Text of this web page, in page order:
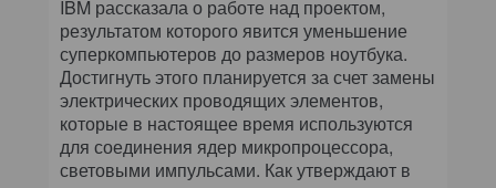
IBM рассказала о работе над проектом,
результатом которого явится уменьшение
суперкомпьютеров до размеров ноутбука.
Достигнуть этого планируется за счет замены
электрических проводящих элементов,
которые в настоящее время используются
для соединения ядер микропроцессора,
световыми импульсами. Как утверждают в